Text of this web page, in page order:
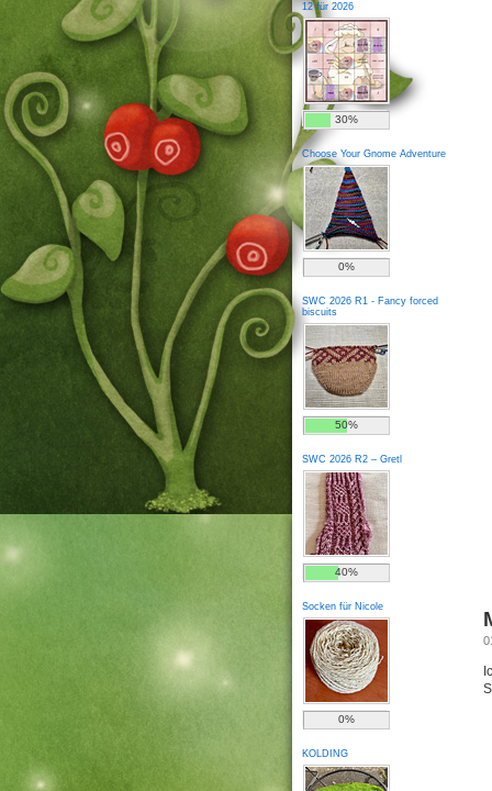
12 für 2026
30%
Choose Your Gnome Adventure
0%
SWC 2026 R1 - Fancy forced
biscuits
50%
SWC 2026 R2 – Gretl
40%
Socken für Nicole
0%
KOLDING